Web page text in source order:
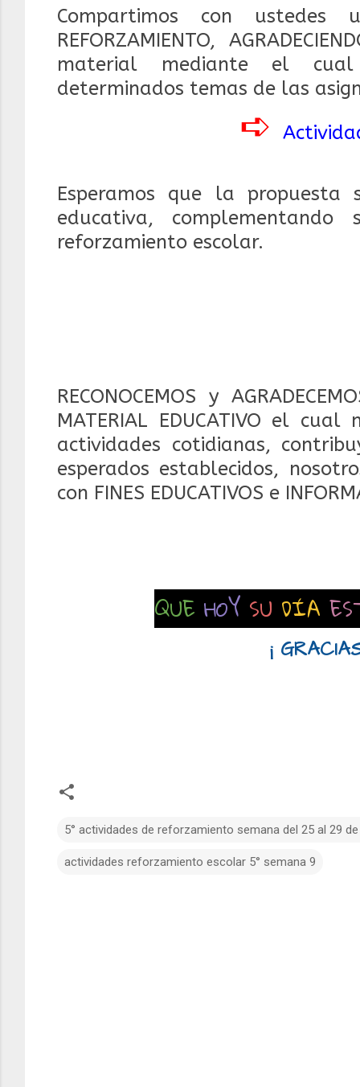
Compartimos con ustedes
REFORZAMIENTO,
material mediante el
determinados temas de las
➪
Esperamos que la
educativa,
reforzamiento escolar.
RECONOCEMOS y
MATERIAL EDUCATIVO el
actividades cotidianas,
esperados establecidos,
con FINES EDUCATIVOS e
QUE HOY SU DÍA
¡
5° actividades de reforzamiento semana del 25 al 29
actividades reforzamiento escolar 5° semana 9